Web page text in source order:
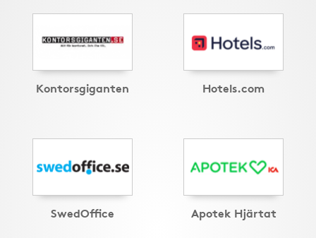
Kontorsgiganten Hotels.com
SwedOffice Apotek Hjärtat